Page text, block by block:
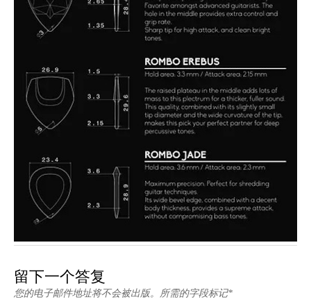
留下一个答复
您的电子邮件地址将不会被出版。所需的字段标记*